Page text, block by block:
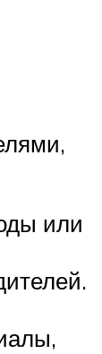
или